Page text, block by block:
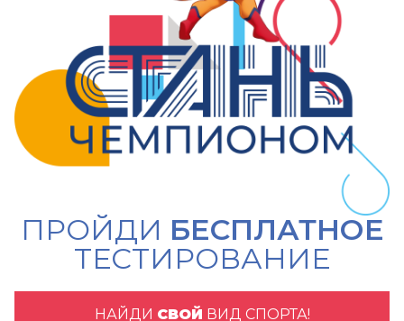
ПРОЙДИ БЕСПЛАТНОЕ
ТЕСТИРОВАНИЕ
НАЙДИ СВОЙ ВИД СПОРТА!